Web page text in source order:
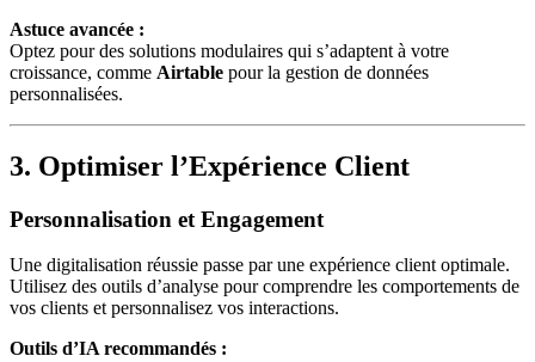
Astuce avancée :
Optez pour des solutions modulaires qui s’adaptent à votre
croissance, comme Airtable pour la gestion de données
personnalisées.
3. Optimiser l’Expérience Client
Personnalisation et Engagement
Une digitalisation réussie passe par une expérience client optimale.
Utilisez des outils d’analyse pour comprendre les comportements de
vos clients et personnalisez vos interactions.
Outils d’IA recommandés :